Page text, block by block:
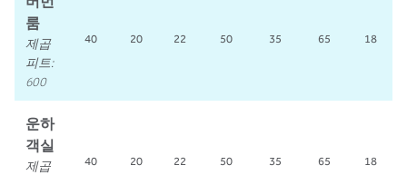
룸
제곱
피트:
600
40 20 22 50 35 65 18
운하
객실
제곱
40 20 22 50 35 65 18